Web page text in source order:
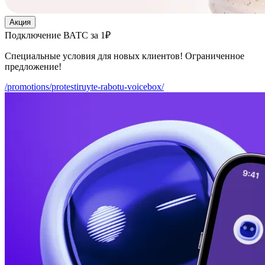
Акция
Подключение ВАТС за 1₽
Специальные условия для новых клиентов! Ограниченное
предложение!
/promotions/protestiruyte-rabotu-voicebox/